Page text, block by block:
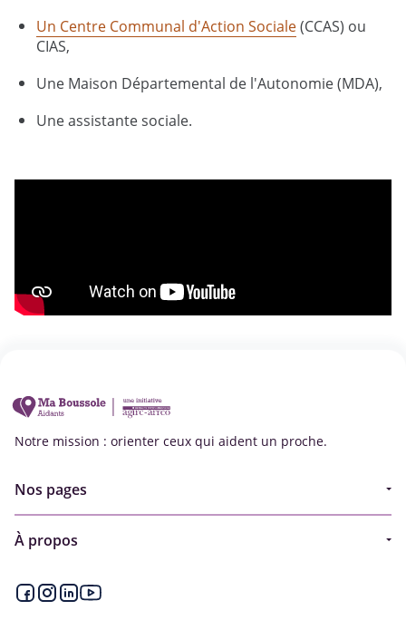
Un Centre Communal d'Action Sociale(CCAS) ou
CIAS,
Une Maison Départemental de l'Autonomie (MDA),
Une assistante sociale.
Notre mission : orienter ceux qui aident un proche.
Nos pages
Aides financières et congés
À propos
Qui sommes-nous ?